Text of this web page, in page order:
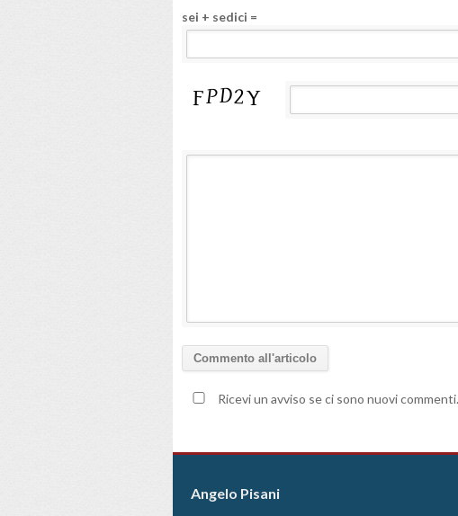
sei + sedici =
Ricevi un avviso se ci sono nuovi
Angelo Pisani